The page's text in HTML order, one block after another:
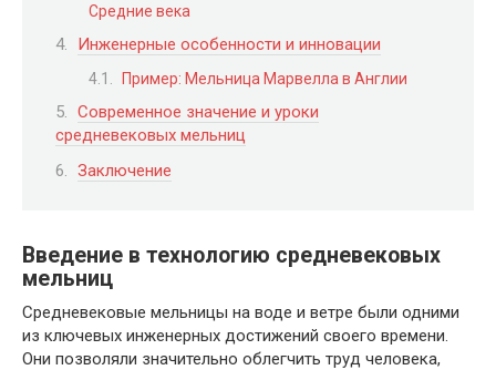
Средние века
Инженерные особенности и инновации
Пример: Мельница Марвелла в Англии
Современное значение и уроки
средневековых мельниц
Заключение
Введение в технологию средневековых
мельниц
Средневековые мельницы на воде и ветре были одними
из ключевых инженерных достижений своего времени.
Они позволяли значительно облегчить труд человека,